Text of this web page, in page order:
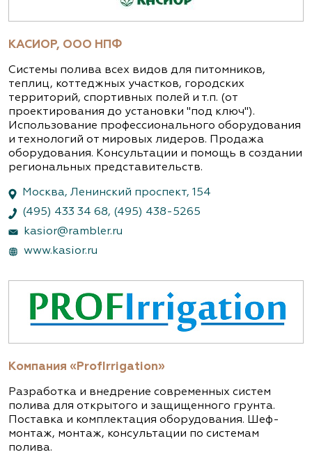
КАСИОР, ООО НПФ
Системы полива всех видов для питомников,
теплиц, коттеджных участков, городских
территорий, спортивных полей и т.п. (от
проектирования до установки "под ключ").
Использование профессионального оборудования
и технологий от мировых лидеров. Продажа
оборудования. Консультации и помощь в создании
региональных представительств.
Москва, Ленинский проспект, 154
(495) 433 34 68, (495) 438-5265
kasior@rambler.ru
www.kasior.ru
Компания «ProfIrrigation»
Разработка и внедрение современных систем
полива для открытого и защищенного грунта.
Поставка и комплектация оборудования. Шеф-
монтаж, монтаж, консультации по системам
полива.